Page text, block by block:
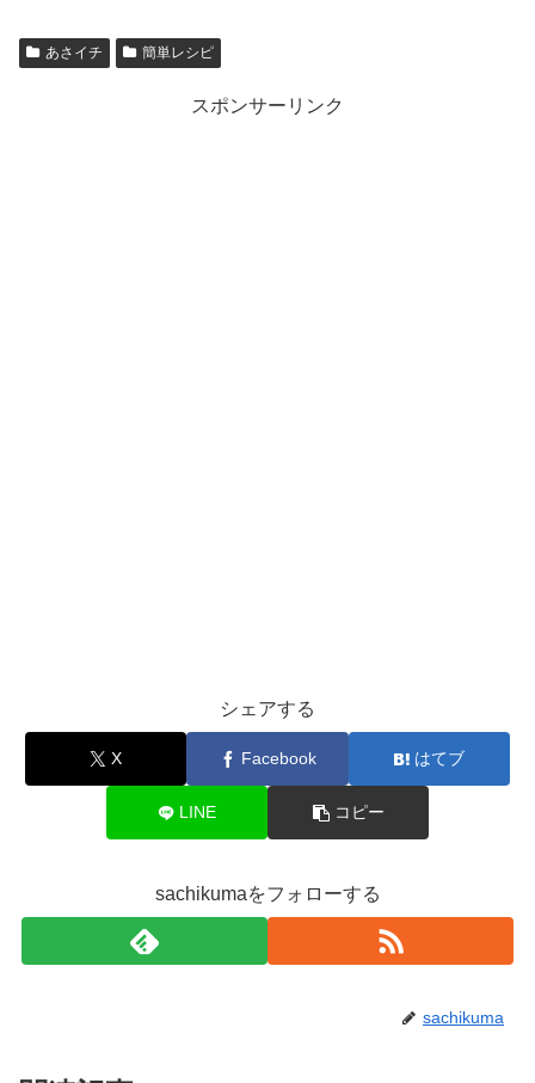
あさイチ 簡単レシピ
スポンサーリンク
シェアする
X Facebook はてブ
LINE コピー
sachikumaをフォローする
sachikuma